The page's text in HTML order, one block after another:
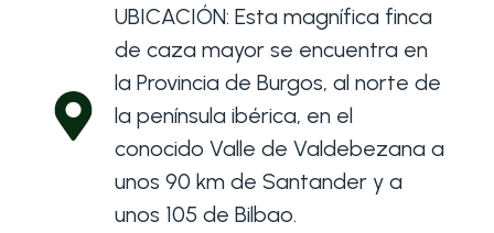
UBICACIÓN: Esta magnífica finca
de caza mayor se encuentra en
la Provincia de Burgos, al norte de
la península ibérica, en el
conocido Valle de Valdebezana a
unos 90 km de Santander y a
unos 105 de Bilbao.